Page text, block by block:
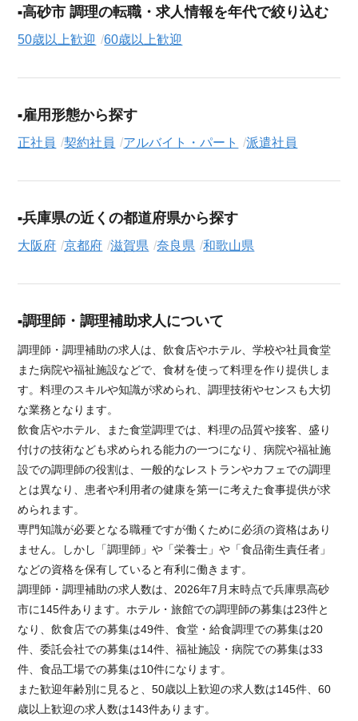
高砂市 調理の転職・求人情報を年代で絞り込む
50歳以上歓迎 60歳以上歓迎
雇用形態から探す
正社員 契約社員 アルバイト・パート 派遣社員
兵庫県の近くの都道府県から探す
大阪府 京都府 滋賀県 奈良県 和歌山県
調理師・調理補助求人について
調理師・調理補助の求人は、飲食店やホテル、学校や社員食堂
また病院や福祉施設などで、食材を使って料理を作り提供しま
す。料理のスキルや知識が求められ、調理技術やセンスも大切
な業務となります。
飲食店やホテル、また食堂調理では、料理の品質や接客、盛り
付けの技術なども求められる能力の一つになり、病院や福祉施
設での調理師の役割は、一般的なレストランやカフェでの調理
とは異なり、患者や利用者の健康を第一に考えた食事提供が求
められます。
専門知識が必要となる職種ですが働くために必須の資格はあり
ません。しかし「調理師」や「栄養士」や「食品衛生責任者」
などの資格を保有していると有利に働きます。
調理師・調理補助の求人数は、2026年7月末時点で兵庫県高砂
市に145件あります。ホテル・旅館での調理師の募集は23件と
なり、飲食店での募集は49件、食堂・給食調理での募集は20
件、委託会社での募集は14件、福祉施設・病院での募集は33
件、食品工場での募集は10件になります。
また歓迎年齢別に見ると、50歳以上歓迎の求人数は145件、60
歳以上歓迎の求人数は143件あります。